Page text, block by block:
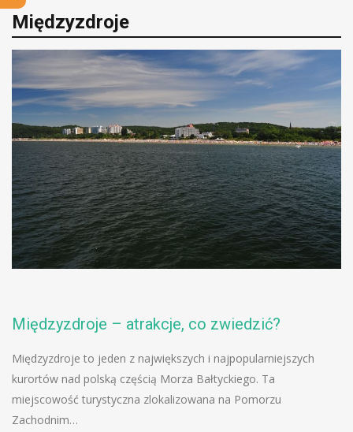
Międzyzdroje
Międzyzdroje – atrakcje, co zwiedzić?
Międzyzdroje to jeden z największych i najpopularniejszych
kurortów nad polską częścią Morza Bałtyckiego. Ta
miejscowość turystyczna zlokalizowana na Pomorzu
Zachodnim…